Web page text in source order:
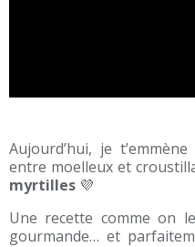
Aujourd’hui, je
entre moelleux et
myrtilles 💜
Une recette comme on
gourmande… et